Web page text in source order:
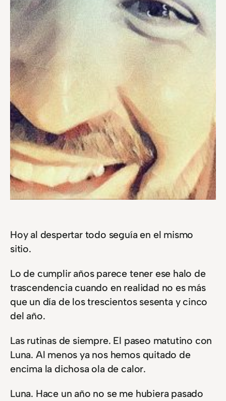
Hoy al despertar todo seguía en el mismo
sitio.
Lo de cumplir años parece tener ese halo de
trascendencia cuando en realidad no es más
que un día de los trescientos sesenta y cinco
del año.
Las rutinas de siempre. El paseo matutino con
Luna. Al menos ya nos hemos quitado de
encima la dichosa ola de calor.
Luna. Hace un año no se me hubiera pasado